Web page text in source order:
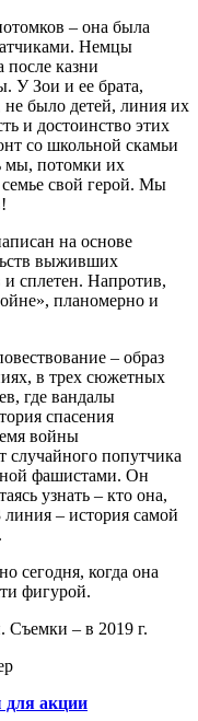
– она была
Немцы
после казни
У Зои и ее брата,
было детей, линия их
и достоинство этих
со школьной скамьи
мы, потомки их
свой герой. Мы
на основе
выживших
сплетен. Напротив,
планомерно и
– образ
в трех сюжетных
где вандалы
спасения
войны
попутчика
фашистами. Он
узнать – кто она,
– история самой
сегодня, когда она
фигурой.
Съемки – в 2019 г.
акции